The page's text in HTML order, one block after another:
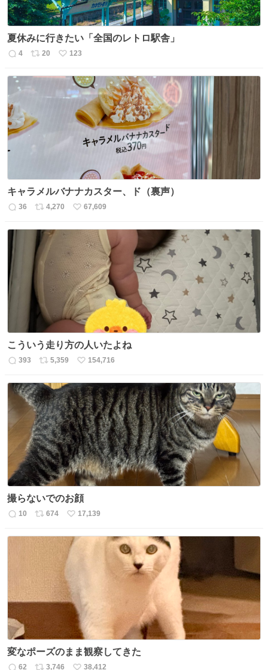
夏休みに行きたい「全国のレトロ駅舎」
返
4
リ
20
い
数
123
キャラメルバナナカスター、ド（裏声）
返
数
36
リ
ス
ト
数
4,270
い
67,609
こういう走り方の人いたよね
返
数
393
リ
ス
ト
数
5,359
い
ね
数
154,716
撮らないでのお顔
返
10
リ
ス
数
674
い
ね
数
17,139
変なポーズのまま観察してきた
62 3,746 38,412